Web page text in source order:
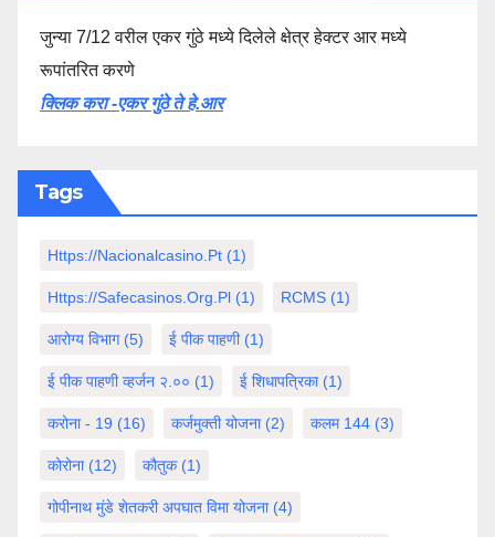
जुन्या 7/12 वरील एकर गुंठे मध्ये दिलेले क्षेत्र हेक्टर आर मध्ये
रूपांतरित करणे
क्लिक करा -एकर गुंठे ते हे.आर
Tags
Https://nacionalcasino.pt (1)
Https://safecasinos.org.pl (1) RCMS (1)
आरोग्य विभाग(5) ई पीक पाहणी(1)
ई पीक पाहणी व्हर्जन २.०० (1) ई शिधापत्रिका(1)
करोना - 19 (16) कर्जमुक्ती योजना(2) कलम 144 (3)
कोरोना(12) कौतुक(1)
गोपीनाथ मुंडे शेतकरी अपघात विमा योजना(4)